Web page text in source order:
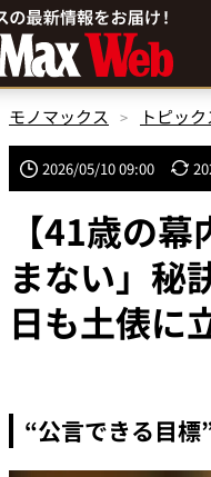
モノマックス トピック
2026/05/10 09:00
【41歳の
まない」秘
日も土俵に
“公言できる目